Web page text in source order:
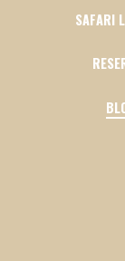
SAFARI